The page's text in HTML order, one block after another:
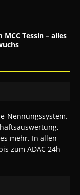
Tessin – alles